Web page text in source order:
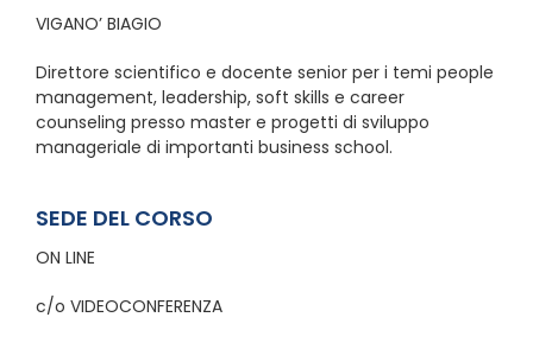
VIGANO’ BIAGIO
Direttore scientifico e docente senior per i temi people
management, leadership, soft skills e career
counseling presso master e progetti di sviluppo
manageriale di importanti business school.
SEDE DEL CORSO
ON LINE
c/o VIDEOCONFERENZA